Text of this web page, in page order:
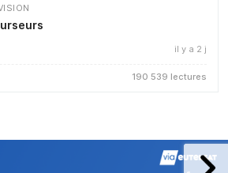
il y a 2 j
190 539 lectures